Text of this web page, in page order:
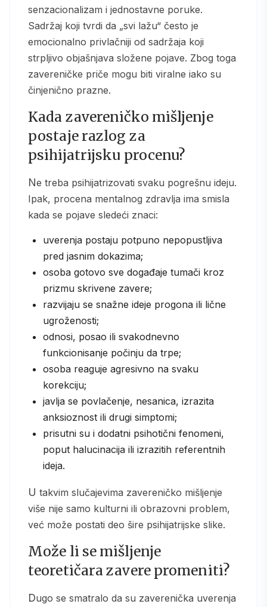
senzacionalizam i jednostavne poruke.
Sadržaj koji tvrdi da „svi lažu“ često je
emocionalno privlačniji od sadržaja koji
strpljivo objašnjava složene pojave. Zbog toga
zavereničke priče mogu biti viralne iako su
činjenično prazne.
Kada zavereničko mišljenje
postaje razlog za
psihijatrijsku procenu?
Ne treba psihijatrizovati svaku pogrešnu ideju.
Ipak, procena mentalnog zdravlja ima smisla
kada se pojave sledeći znaci:
uverenja postaju potpuno nepopustljiva
pred jasnim dokazima;
osoba gotovo sve događaje tumači kroz
prizmu skrivene zavere;
razvijaju se snažne ideje progona ili lične
ugroženosti;
odnosi, posao ili svakodnevno
funkcionisanje počinju da trpe;
osoba reaguje agresivno na svaku
korekciju;
javlja se povlačenje, nesanica, izrazita
anksioznost ili drugi simptomi;
prisutni su i dodatni psihotični fenomeni,
poput halucinacija ili izrazitih referentnih
ideja.
U takvim slučajevima zavereničko mišljenje
više nije samo kulturni ili obrazovni problem,
već može postati deo šire psihijatrijske slike.
Može li se mišljenje
teoretičara zavere promeniti?
Dugo se smatralo da su zaverenička uverenja